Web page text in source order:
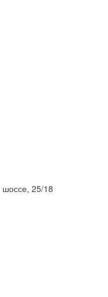
шоссе, 25/18